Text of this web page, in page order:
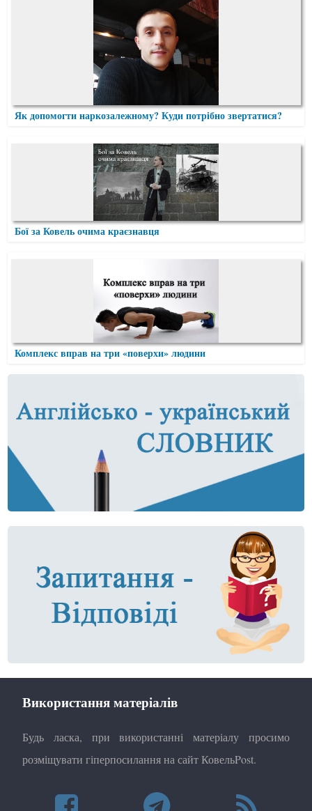
Як допомогти наркозалежному? Куди потрібно звертатися?
Бої за Ковель очима краєзнавця
Комплекс вправ на три «поверхи» людини
Використання матеріалів
Будь ласка, при використанні матеріалу просимо
розміщувати гіперпосилання на сайт КовельPost.